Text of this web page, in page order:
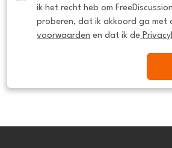
ik het recht heb om
proberen, dat ik akkoord ga met
voorwaarden en dat ik de